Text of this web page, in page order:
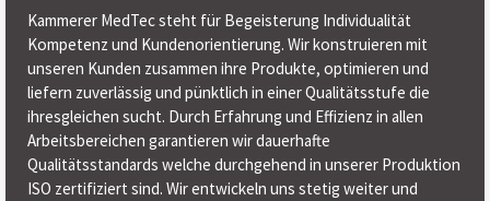
Kammerer MedTec steht für Begeisterung Individualität
Kompetenz und Kundenorientierung. Wir konstruieren mit
unseren Kunden zusammen ihre Produkte, optimieren und
liefern zuverlässig und pünktlich in einer Qualitätsstufe die
ihresgleichen sucht. Durch Erfahrung und Effizienz in allen
Arbeitsbereichen garantieren wir dauerhafte
Qualitätsstandards welche durchgehend in unserer Produktion
ISO zertifiziert sind. Wir entwickeln uns stetig weiter und